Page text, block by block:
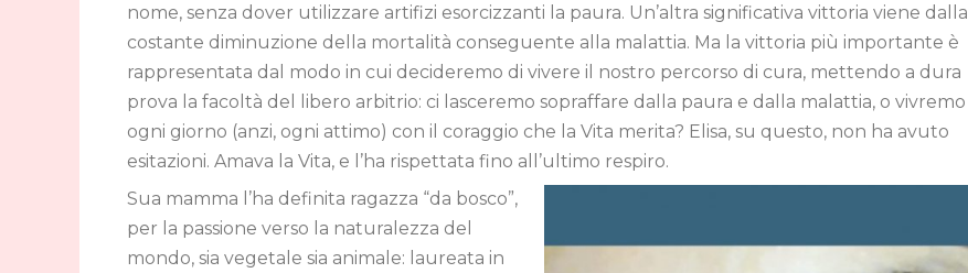
nome, senza dover utilizzare artifizi esorcizzanti la paura. Un’altra significativa vittoria viene dalla
costante diminuzione della mortalità conseguente alla malattia. Ma la vittoria più importante è
rappresentata dal modo in cui decideremo di vivere il nostro percorso di cura, mettendo a dura
prova la facoltà del libero arbitrio: ci lasceremo sopraffare dalla paura e dalla malattia, o vivremo
ogni giorno (anzi, ogni attimo) con il coraggio che la Vita merita? Elisa, su questo, non ha avuto
esitazioni. Amava la Vita, e l’ha rispettata fino all’ultimo respiro.
Sua mamma l’ha definita ragazza “da bosco”,
per la passione verso la naturalezza del
mondo, sia vegetale sia animale: laureata in